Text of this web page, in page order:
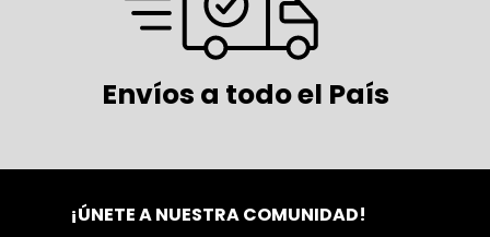
Envíos a todo el País
¡ÚNETE A NUESTRA COMUNIDAD!